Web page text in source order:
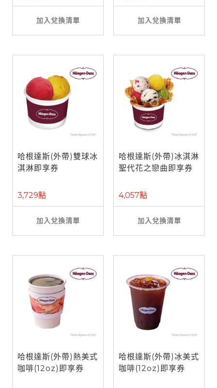
加入兌換清單 加入兌換清單
哈根達斯(外帶)雙球冰
淇淋即享券
3,729點
加入兌換清單
哈根達斯(外帶)冰淇淋
聖代花之戀曲即享券
4,057點
加入兌換清單
哈根達斯(外帶)熱美式
咖啡(12oz)即享券
哈根達斯(外帶)冰美式
咖啡(12oz)即享券